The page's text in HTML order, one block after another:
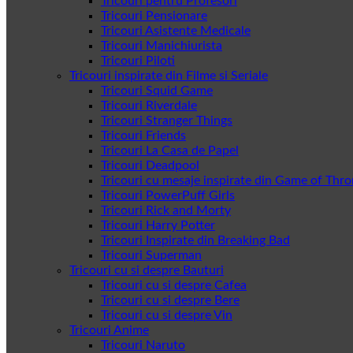
Tricouri Pensionare
Tricouri Asistente Medicale
Tricouri Manichiurista
Tricouri Piloti
Tricouri inspirate din Filme si Seriale
Tricouri Squid Game
Tricouri Riverdale
Tricouri Stranger Things
Tricouri Friends
Tricouri La Casa de Papel
Tricouri Deadpool
Tricouri cu mesaje inspirate din Game of
Tricouri PowerPuff Girls
Tricouri Rick and Morty
Tricouri Harry Potter
Tricouri Inspirate din Breaking Bad
Tricouri Superman
Tricouri cu si despre Bauturi
Tricouri cu si despre Cafea
Tricouri cu si despre Bere
Tricouri cu si despre Vin
Tricouri Anime
Tricouri Naruto